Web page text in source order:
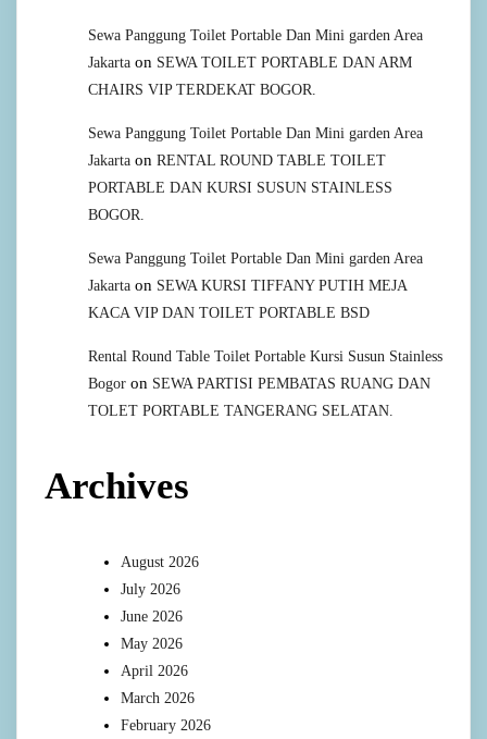
Sewa Panggung Toilet Portable Dan Mini garden Area
Jakarta on SEWA TOILET PORTABLE DAN ARM
CHAIRS VIP TERDEKAT BOGOR.
Sewa Panggung Toilet Portable Dan Mini garden Area
Jakarta on RENTAL ROUND TABLE TOILET
PORTABLE DAN KURSI SUSUN STAINLESS
BOGOR.
Sewa Panggung Toilet Portable Dan Mini garden Area
Jakarta on SEWA KURSI TIFFANY PUTIH MEJA
KACA VIP DAN TOILET PORTABLE BSD
Rental Round Table Toilet Portable Kursi Susun Stainless
Bogor on SEWA PARTISI PEMBATAS RUANG DAN
TOLET PORTABLE TANGERANG SELATAN.
Archives
August 2026
July 2026
June 2026
May 2026
April 2026
March 2026
February 2026